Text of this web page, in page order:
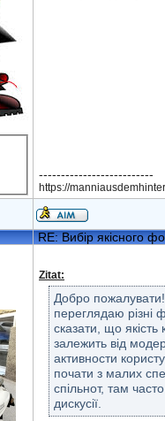
--------------------------
https://
RE: Вибір якісного
Zitat:
Добро
переглядаю різні
сказати, що якість
залежить від
активности
почати з малих
спільнот, там часто
дискусії.